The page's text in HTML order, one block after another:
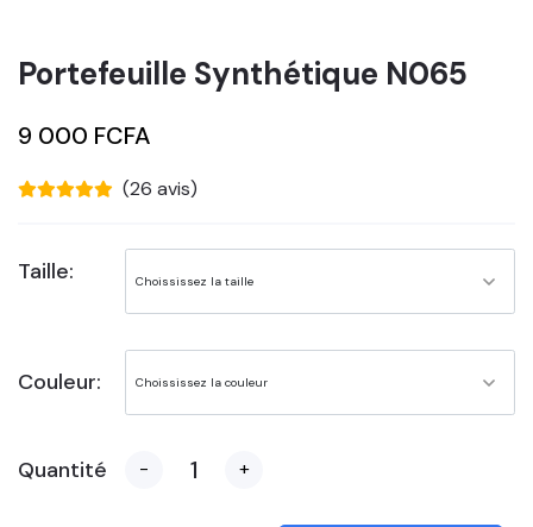
Portefeuille Synthétique N065
9 000 FCFA
(26 avis)
Taille:
Couleur:
Quantité - +